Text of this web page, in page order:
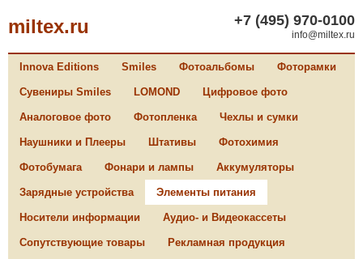
miltex.ru +7 (495) 970-0100
info@miltex.ru
Innova Editions Smiles Фотоальбомы Фоторамки
Сувениры Smiles LOMOND Цифровое фото
Аналоговое фото Фотопленка Чехлы и сумки
Наушники и Плееры Штативы Фотохимия
Фотобумага Фонари и лампы Аккумуляторы
Зарядные устройства Элементы питания
Носители информации Аудио- и Видеокассеты
Сопутствующие товары Рекламная продукция